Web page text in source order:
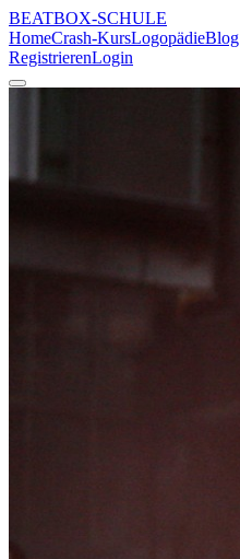
BEATBOX-SCHULE
HomeCrash-KursLogopädieBlog
RegistrierenLogin